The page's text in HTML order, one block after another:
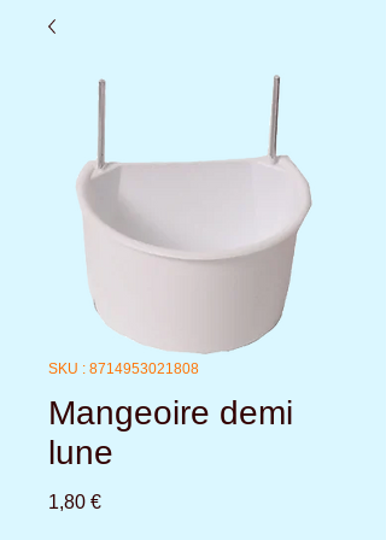
SKU : 8714953021808
Mangeoire demi
lune
1,80 €Prix